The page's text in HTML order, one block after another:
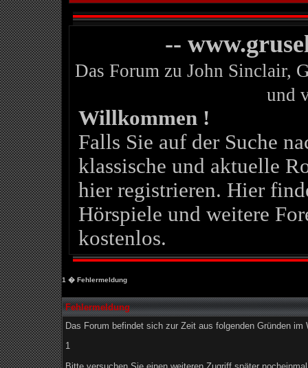
--
Das Forum zu John Sinclair,
und
Willkommen !
Falls Sie auf der Suche
klassische und aktuelle
hier registrieren. Hier
Hörspiele und weitere
kostenlos.
1 � Fehlermeldung
Fehlermeldung
Das Forum befindet sich zur Zeit aus folgenden Gründen im
1